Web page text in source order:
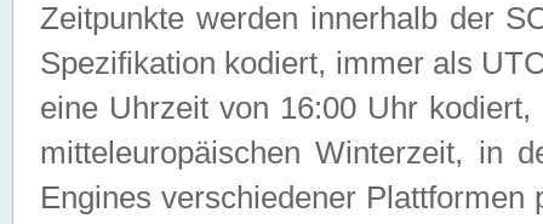
Zeitpunkte werden innerhalb der
Spezifikation kodiert, immer als
eine Uhrzeit von 16:00 Uhr
mitteleuropäischen Winterzeit, in
Engines verschiedener